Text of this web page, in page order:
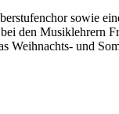
sowie
den
und